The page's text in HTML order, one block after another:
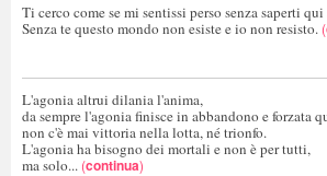
Ti cerco come se mi sentissi perso senza saperti
Senza te questo mondo non esiste e io non resisto. (
L'agonia altrui dilania l'anima,
da sempre l'agonia finisce in abbandono e forzata
non c'è mai vittoria nella lotta, né trionfo.
L'agonia ha bisogno dei mortali e non è per tutti,
ma solo... (continua)